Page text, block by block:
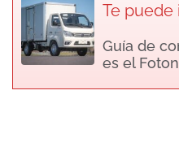
Te puede
Guía de
es el